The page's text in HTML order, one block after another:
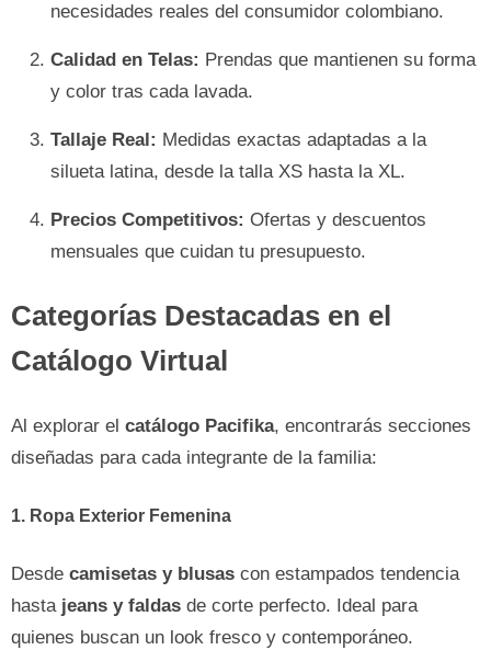
necesidades reales del consumidor colombiano.
Calidad en Telas: Prendas que mantienen su forma
y color tras cada lavada.
Tallaje Real: Medidas exactas adaptadas a la
silueta latina, desde la talla XS hasta la XL.
Precios Competitivos: Ofertas y descuentos
mensuales que cuidan tu presupuesto.
Categorías Destacadas en el
Catálogo Virtual
Al explorar el catálogo Pacifika, encontrarás secciones
diseñadas para cada integrante de la familia:
1. Ropa Exterior Femenina
Desde camisetas y blusas con estampados tendencia
hasta jeans y faldas de corte perfecto. Ideal para
quienes buscan un look fresco y contemporáneo.